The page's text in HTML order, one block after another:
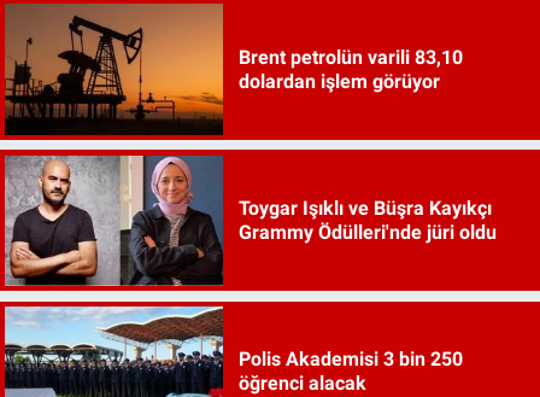
Brent petrolün varili 83,10
dolardan işlem görüyor
Toygar Işıklı ve Büşra Kayıkçı
Grammy Ödülleri'nde jüri oldu
Polis Akademisi 3 bin 250
öğrenci alacak